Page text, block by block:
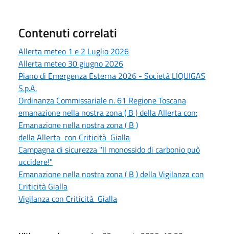
Contenuti correlati
Allerta meteo 1 e 2 Luglio 2026
Allerta meteo 30 giugno 2026
Piano di Emergenza Esterna 2026 - Società LIQUIGAS
S.p.A.
Ordinanza Commissariale n. 61 Regione Toscana
emanazione nella nostra zona ( B ) della Allerta con:
Emanazione nella nostra zona ( B )
della Allerta con Criticità Gialla
Campagna di sicurezza "Il monossido di carbonio può
uccidere!"
Emanazione nella nostra zona ( B ) della Vigilanza con
Criticità Gialla
Vigilanza con Criticità Gialla